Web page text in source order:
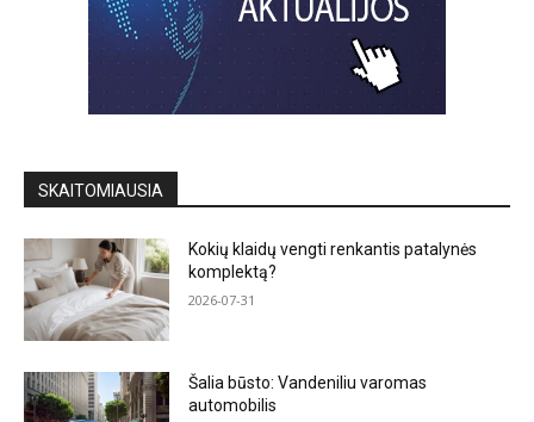
SKAITOMIAUSIA
Kokių klaidų vengti renkantis patalynės
komplektą?
2026-07-31
Šalia būsto: Vandeniliu varomas
automobilis